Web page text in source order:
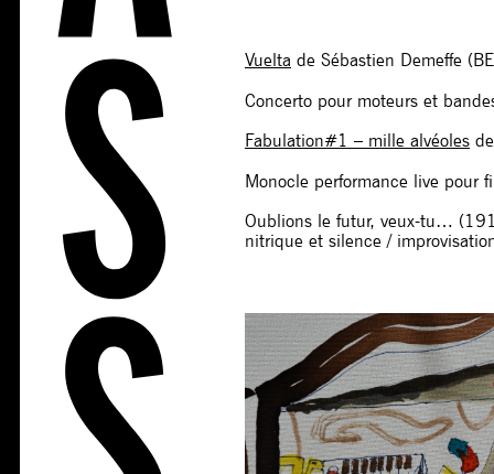
Vuelta de Sébastien Demeffe
Concerto pour moteurs et
Fabulation#1 – mille alvéolesde
Monocle performance live pour
Oublions le futur, veux-tu…
nitrique et silence /